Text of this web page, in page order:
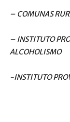
– COMUNAS
– INSTITUTO
ALCOHOLISMO
-INSTITUTO